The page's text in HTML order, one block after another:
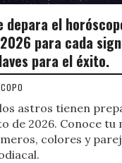
depara el
para cada
para el éxito.
astros tienen
de 2026. Conoce tu
colores y